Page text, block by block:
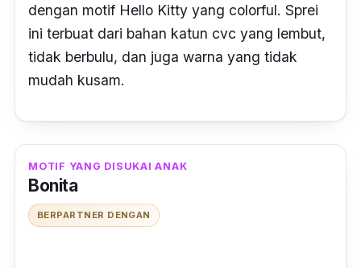
dengan motif Hello Kitty yang colorful. Sprei
ini terbuat dari bahan katun cvc yang lembut,
tidak berbulu, dan juga warna yang tidak
mudah kusam.
MOTIF YANG DISUKAI ANAK
Bonita
BERPARTNER DENGAN